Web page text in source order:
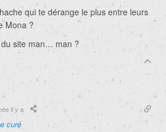
qui te dérange le plus entre leurs
Mona ?
du site man… man ?
il y a
curé